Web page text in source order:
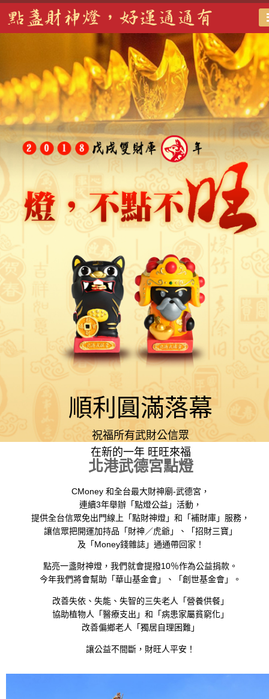
順利圓滿落幕
祝福所有武財公信眾
在新的一年 旺旺來福
北港武德宮點燈
CMoney 和全台最大財神廟-武德宮，
連續3年舉辦「點燈公益」活動，
提供全台信眾免出門線上「點財神燈」和「補財庫」服務，
讓信眾把開運加持品「財神／虎爺」、「招財三寶」
及「Money錢雜誌」通通帶回家！
點亮一盞財神燈，我們就會提撥10％作為公益捐款。
今年我們將會幫助「華山基金會」、「創世基金會」。
改善失依、失能、失智的三失老人「營養供餐」
協助植物人「醫療支出」和「病患家屬貧窮化」
改善偏鄉老人「獨居自理困難」
讓公益不間斷，財旺人平安！